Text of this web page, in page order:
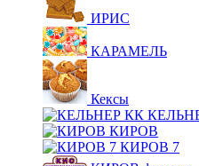
ИРИС
КАРАМЕЛЬ
Кексы
КИРОВ
КИРОВ 7